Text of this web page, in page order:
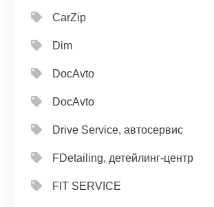
CarZip
Dim
DocAvto
DocAvto
Drive Service, автосервис
FDetailing, детейлинг-центр
FIT SERVICE